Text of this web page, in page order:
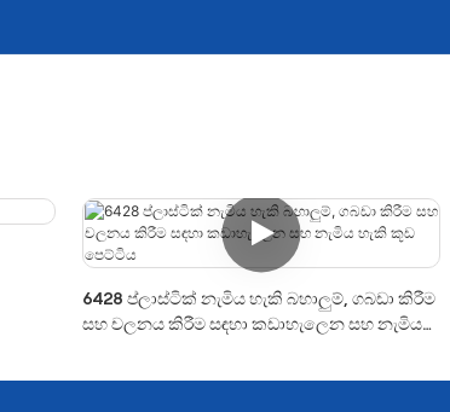
6428 ප්ලාස්ටික් නැමිය හැකි බහාලුම්, ගබඩා කිරීම
සහ චලනය කිරීම සඳහා කඩාහැලෙන සහ නැමිය